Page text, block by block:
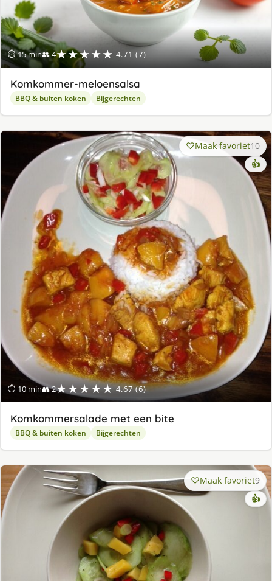
⏱ 15 min👥 4★★★★★ 4.71 (7)
Komkommer-meloensalsa
BBQ & buiten koken Bijgerechten
⏱ 10 min👥 2★★★★★ 4.67 (6)
Maak favoriet10
👍
Komkommersalade met een bite
BBQ & buiten koken Bijgerechten
Maak favoriet9
👍